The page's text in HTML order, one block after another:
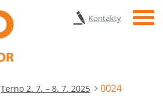
Kontakty Menu
Terno 2. 7. – 8. 7. 2025 0024